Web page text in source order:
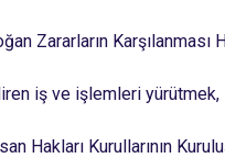
Zararların Karşılanması
iş ve işlemleri yürütmek,
Hakları Kurullarının